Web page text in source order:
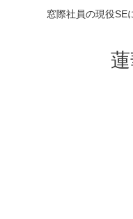
窓際社員の現役SE